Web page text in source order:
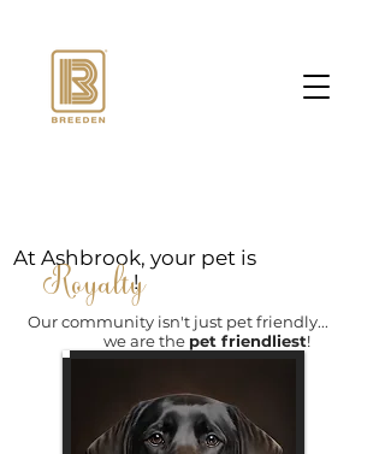
At Ashbrook, your pet is
!
Royalty
Our community isn't just pet friendly...
we are the pet friendliest!